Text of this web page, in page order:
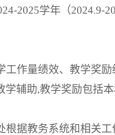
2025学年（2024.9-
工作量绩效、教学奖
学辅助,教学奖励包括
根据教务系统和相关